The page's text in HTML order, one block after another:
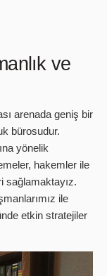
ve
arenada geniş bir
bürosudur.
yönelik
hakemler ile
sağlamaktayız.
ile
etkin stratejiler